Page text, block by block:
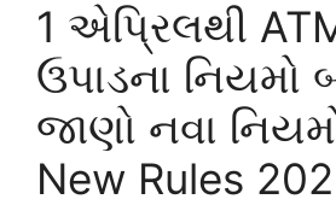
1 એપ્રિલથી
ઉપાડના નિયમો
જાણો નવા
New Rules